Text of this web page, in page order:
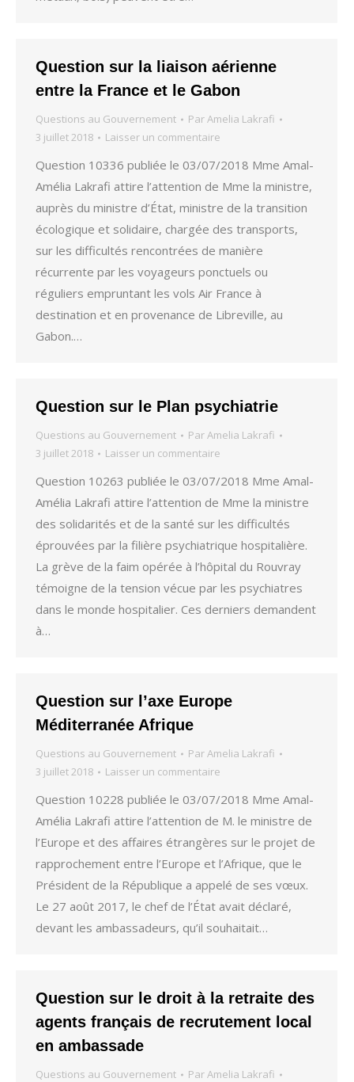
Question sur la liaison aérienne
entre la France et le Gabon
Questions au Gouvernement ParAmelia Lakrafi
3 juillet 2018
Laisser un commentaire
Question 10336 publiée le 03/07/2018 Mme Amal-
Amélia Lakrafi attire l’attention de Mme la ministre,
auprès du ministre d’État, ministre de la transition
écologique et solidaire, chargée des transports,
sur les difficultés rencontrées de manière
récurrente par les voyageurs ponctuels ou
réguliers empruntant les vols Air France à
destination et en provenance de Libreville, au
Gabon.…
Question sur le Plan psychiatrie
Questions au Gouvernement ParAmelia Lakrafi
3 juillet 2018
Laisser un commentaire
Question 10263 publiée le 03/07/2018 Mme Amal-
Amélia Lakrafi attire l’attention de Mme la ministre
des solidarités et de la santé sur les difficultés
éprouvées par la filière psychiatrique hospitalière.
La grève de la faim opérée à l’hôpital du Rouvray
témoigne de la tension vécue par les psychiatres
dans le monde hospitalier. Ces derniers demandent
à…
Question sur l’axe Europe
Méditerranée Afrique
Questions au Gouvernement ParAmelia Lakrafi
3 juillet 2018
Laisser un commentaire
Question 10228 publiée le 03/07/2018 Mme Amal-
Amélia Lakrafi attire l’attention de M. le ministre de
l’Europe et des affaires étrangères sur le projet de
rapprochement entre l’Europe et l’Afrique, que le
Président de la République a appelé de ses vœux.
Le 27 août 2017, le chef de l’État avait déclaré,
devant les ambassadeurs, qu’il souhaitait…
Question sur le droit à la retraite des
agents français de recrutement local
en ambassade
Questions au Gouvernement ParAmelia Lakrafi